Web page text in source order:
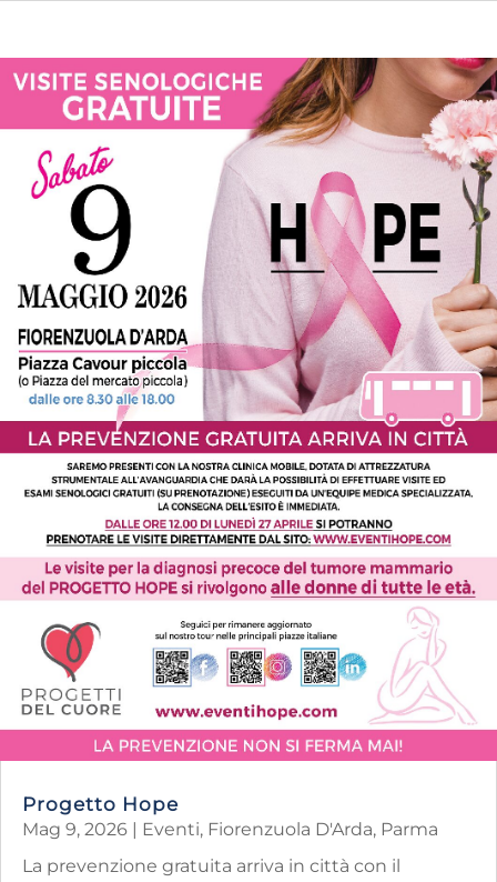
Progetto Hope
Mag 9, 2026 Eventi, Fiorenzuola D'Arda, Parma
La prevenzione gratuita arriva in città con il